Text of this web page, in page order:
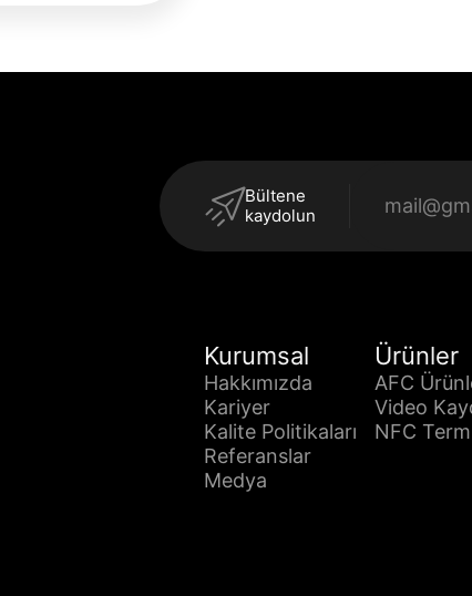
Bültene
kaydolun
Kurumsal
Hakkımızda
Kariyer
Kalite Politikaları
Referanslar
Medya
Ürünler
AFC
Video
NFC